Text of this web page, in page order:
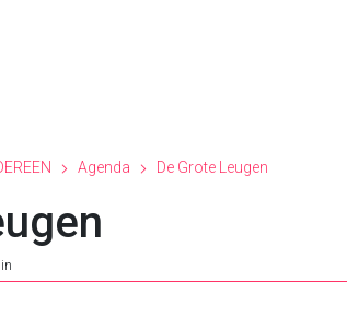
Agenda De Grote Leugen